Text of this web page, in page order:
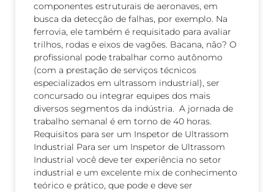
componentes estruturais de aeronaves, em
busca da detecção de falhas, por exemplo. Na
ferrovia, ele também é requisitado para avaliar
trilhos, rodas e eixos de vagões. Bacana, não? O
profissional pode trabalhar como autônomo
(com a prestação de serviços técnicos
especializados em ultrassom industrial), ser
concursado ou integrar equipes dos mais
diversos segmentos da indústria. A jornada de
trabalho semanal é em torno de 40 horas.
Requisitos para ser um Inspetor de Ultrassom
Industrial Para ser um Inspetor de Ultrassom
Industrial você deve ter experiência no setor
industrial e um excelente mix de conhecimento
teórico e prático, que pode e deve ser